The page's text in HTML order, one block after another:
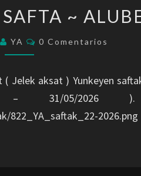
:
22-
EAFA
ALUBEAKSAT
~
YA Comentarios
0 Comentarios
Jelek aksat ) Yunkeyen
– 31/05/
822_YA_saftak_22-2026.png